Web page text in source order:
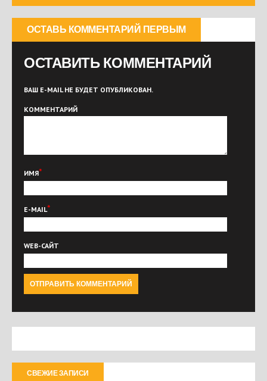
ОСТАВЬ КОММЕНТАРИЙ ПЕРВЫМ
ОСТАВИТЬ КОММЕНТАРИЙ
ВАШ E-MAIL НЕ БУДЕТ ОПУБЛИКОВАН.
КОММЕНТАРИЙ
ИМЯ*
E-MAIL*
WEB-САЙТ
СВЕЖИЕ ЗАПИСИ